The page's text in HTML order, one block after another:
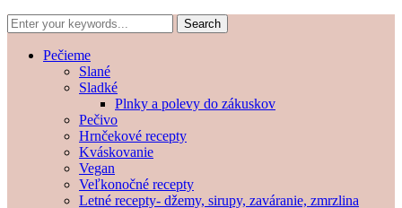
Pečieme
Slané
Sladké
Plnky a polevy do zákuskov
Pečivo
Hrnčekové recepty
Kváskovanie
Vegan
Veľkonočné recepty
Letné recepty- džemy, sirupy, zaváranie, zmrzlina